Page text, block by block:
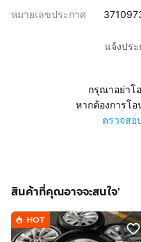
หมายเลขประกาศ
แจ้งปร
กรุณาอย่าโ
หากต้องการโ
ตรวจส
สินค้าที่คุณอาจจะสนใจ'
HOT